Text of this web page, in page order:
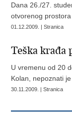
Dana 26./27.
otvorenog
01.12.2009. | Stranica
Teška
U vremenu od 20
Kolan, nepoznati
30.11.2009. | Stranica